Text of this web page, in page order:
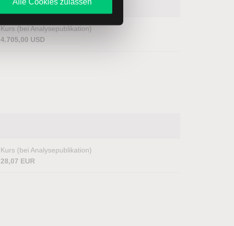
Kurs (bei Analysepublikation)
4.705,00 USD
Kurs (bei Analysepublikation)
28,07 EUR